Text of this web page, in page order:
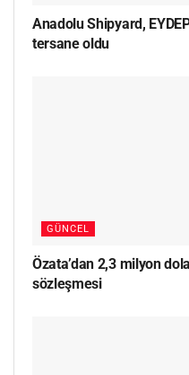
Anadolu Shipyard,
tersane oldu
GÜNCEL
Özata’dan 2,3 milyon
sözleşmesi